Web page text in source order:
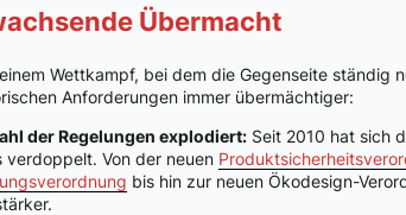
Übermacht
Wettkampf, bei dem die Gegenseite ständig
Anforderungen immer übermächtiger:
der Regelungen explodiert: Seit 2010 hat sich
verdoppelt. Von der neuen
bis hin zur neuen Ökodesign-